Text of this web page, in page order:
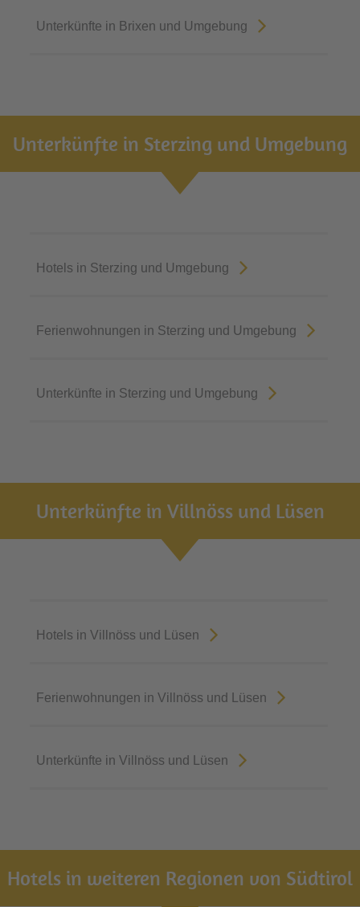
Unterkünfte in Brixen und Umgebung
Unterkünfte in Sterzing und Umgebung
Hotels in Sterzing und Umgebung
Ferienwohnungen in Sterzing und Umgebung
Unterkünfte in Sterzing und Umgebung
Unterkünfte in Villnöss und Lüsen
Hotels in Villnöss und Lüsen
Ferienwohnungen in Villnöss und Lüsen
Unterkünfte in Villnöss und Lüsen
Hotels in weiteren Regionen von Südtirol